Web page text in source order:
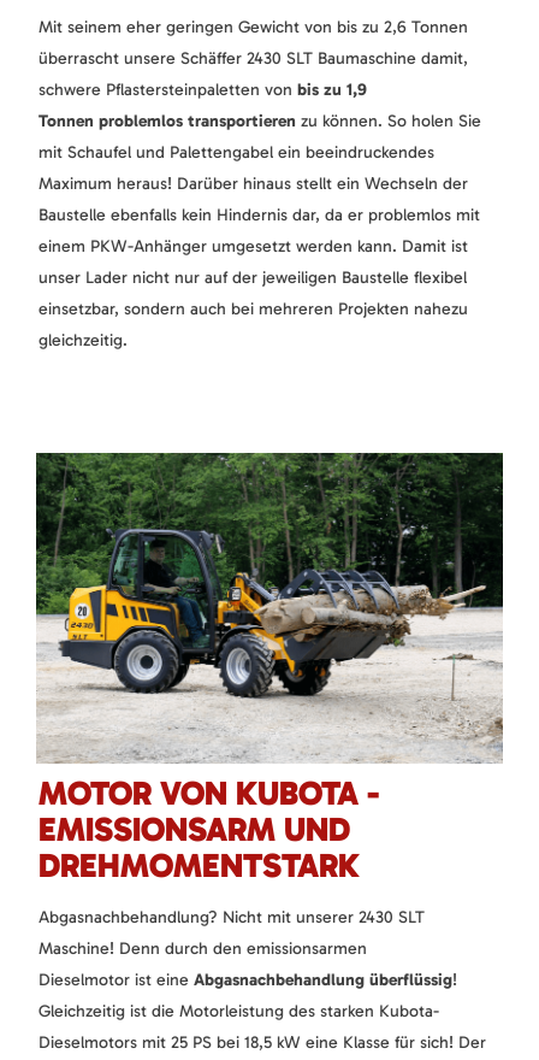
Mit seinem eher geringen Gewicht von bis zu 2,6 Tonnen
überrascht unsere Schäffer 2430 SLT Baumaschine damit,
schwere Pflastersteinpaletten von bis zu 1,9
Tonnen problemlos transportieren zu können. So holen Sie
mit Schaufel und Palettengabel ein beeindruckendes
Maximum heraus! Darüber hinaus stellt ein Wechseln der
Baustelle ebenfalls kein Hindernis dar, da er problemlos mit
einem PKW-Anhänger umgesetzt werden kann. Damit ist
unser Lader nicht nur auf der jeweiligen Baustelle flexibel
einsetzbar, sondern auch bei mehreren Projekten nahezu
gleichzeitig.
MOTOR VON KUBOTA -
EMISSIONSARM UND
DREHMOMENTSTARK
Abgasnachbehandlung? Nicht mit unserer 2430 SLT
Maschine! Denn durch den emissionsarmen
Dieselmotor ist eine Abgasnachbehandlung überflüssig!
Gleichzeitig ist die Motorleistung des starken Kubota-
Dieselmotors mit 25 PS bei 18,5 kW eine Klasse für sich! Der